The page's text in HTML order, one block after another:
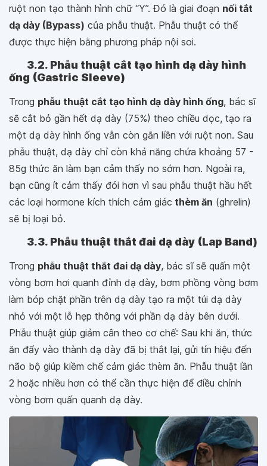
ruột non tạo thành hình chữ “Y”. Đó là giai đoạn nối tắt
dạ dày (Bypass) của phẫu thuật. Phẫu thuật có thể
được thực hiện bằng phương pháp nội soi.
3.2. Phẫu thuật cắt tạo hình dạ dày hình
ống (Gastric Sleeve)
Trong phẫu thuật cắt tạo hình dạ dày hình ống, bác sĩ
sẽ cắt bỏ gần hết dạ dày (75%) theo chiều dọc, tạo ra
một dạ dày hình ống vẫn còn gắn liền với ruột non. Sau
phẫu thuật, dạ dày chỉ còn khả năng chứa khoảng 57 -
85g thức ăn làm bạn cảm thấy no sớm hơn. Ngoài ra,
bạn cũng ít cảm thấy đói hơn vì sau phẫu thuật hầu hết
các loại hormone kích thích cảm giác thèm ăn (ghrelin)
sẽ bị loại bỏ.
3.3. Phẫu thuật thắt đai dạ dày (Lap Band)
Trong phẫu thuật thắt đai dạ dày, bác sĩ sẽ quấn một
vòng bơm hơi quanh đỉnh dạ dày, bơm phồng vòng bơm
làm bóp chặt phần trên dạ dày tạo ra một túi dạ dày
nhỏ với một lỗ hẹp thông với phần dạ dày bên dưới.
Phẫu thuật giúp giảm cân theo cơ chế: Sau khi ăn, thức
ăn đẩy vào thành dạ dày đã bị thắt lại, gửi tín hiệu đến
não bộ giúp kiềm chế cảm giác thèm ăn. Phẫu thuật lần
2 hoặc nhiều hơn có thể cần thực hiện để điều chỉnh
vòng bơm quấn quanh dạ dày.